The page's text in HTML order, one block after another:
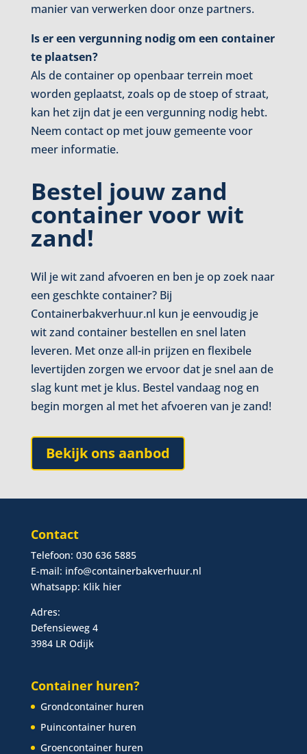
manier van verwerken door onze partners.
Is er een vergunning nodig om een container
te plaatsen?
Als de container op openbaar terrein moet
worden geplaatst, zoals op de stoep of straat,
kan het zijn dat je een vergunning nodig hebt.
Neem contact op met jouw gemeente voor
meer informatie.
Bestel jouw zand
container voor wit
zand!
Wil je wit zand afvoeren en ben je op zoek naar
een geschkte container? Bij
Containerbakverhuur.nl kun je eenvoudig je
wit zand container bestellen en snel laten
leveren. Met onze all-in prijzen en flexibele
levertijden zorgen we ervoor dat je snel aan de
slag kunt met je klus. Bestel vandaag nog en
begin morgen al met het afvoeren van je zand!
Bekijk ons aanbod
Contact
Telefoon: 030 636 5885
E-mail: info@containerbakverhuur.nl
Whatsapp: Klik hier
Adres:
Defensieweg 4
3984 LR Odijk
Container huren?
Grondcontainer huren
Puincontainer huren
Groencontainer huren